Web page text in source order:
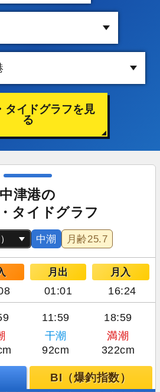
タイドグラフを見
る
中津港の
タイドグラフ
中潮 月齢25.7
月出 月入
01:01 16:24
11:59 18:59
干潮
満潮
92cm 322cm
BI（爆釣指数）